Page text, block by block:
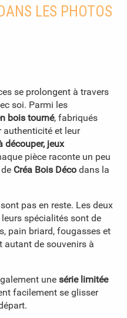
LES PHOTOS
se prolongent à travers
soi. Parmi les
bois tourné, fabriqués
authenticité et leur
découper, jeux
pièce raconte un peu
Créa Bois Déco dans la
pas en reste. Les deux
leurs spécialités sont de
pain briard, fougasses et
autant de souvenirs à
une série limitée
facilement se glisser